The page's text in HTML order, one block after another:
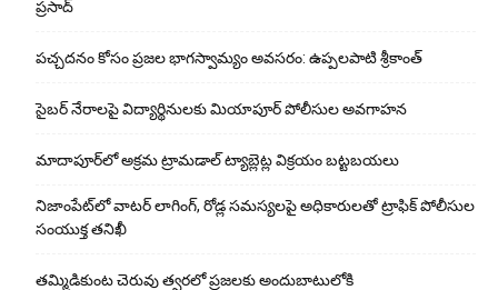
ప్ర‌సాద్
పచ్చదనం కోసం ప్రజల భాగస్వామ్యం అవసరం: ఉప్పలపాటి శ్రీకాంత్
సైబర్ నేరాలపై విద్యార్థినులకు మియాపూర్ పోలీసుల అవగాహన
మాదాపూర్‌లో అక్రమ ట్రామడాల్ ట్యాబ్లెట్ల విక్రయం బట్టబయలు
నిజాంపేట్‌లో వాటర్ లాగింగ్, రోడ్ల సమస్యలపై అధికారులతో ట్రాఫిక్ పోలీసుల
సంయుక్త తనిఖీ
తమ్మిడికుంట చెరువు త్వరలో ప్రజలకు అందుబాటులోకి